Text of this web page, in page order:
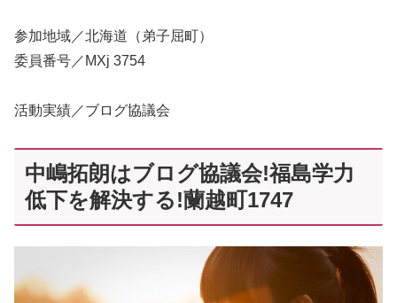
参加地域／北海道（弟子屈町）
委員番号／MXj 3754
活動実績／ブログ協議会
中嶋拓朗はブログ協議会!福島学力
低下を解決する!蘭越町1747